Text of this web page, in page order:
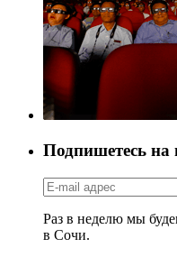
Подпишетесь на
Раз в неделю мы
в Сочи.